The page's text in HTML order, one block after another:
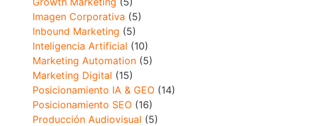
Imagen Corporativa (5)
Inbound Marketing (5)
Inteligencia Artificial (10)
Marketing Automation(5)
Marketing Digital (15)
Posicionamiento IA & GEO(14)
Posicionamiento SEO(16)
Producción Audiovisual (5)